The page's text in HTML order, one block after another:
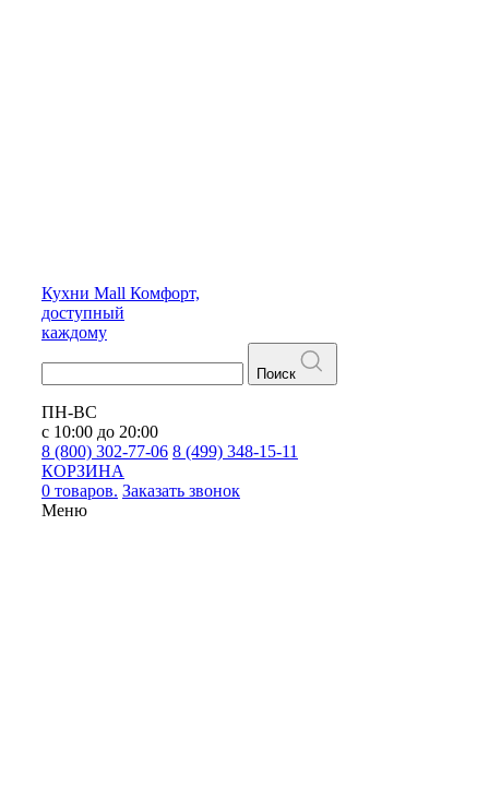
Кухни Mall Комфорт,
доступный
каждому
Поиск
ПН-ВС
с 10:00 до 20:00
8 (800) 302-77-06 8 (499) 348-15-11
КОРЗИНА
0 товаров. Заказать звонок
Меню